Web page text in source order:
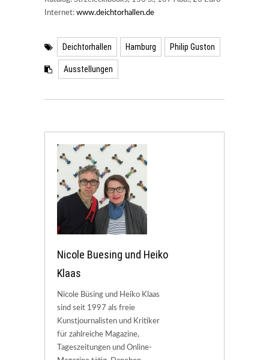
Internet: www.deichtorhallen.de
Deichtorhallen Hamburg Philip Guston
Ausstellungen
Nicole Buesing und Heiko
Klaas
Nicole Büsing und Heiko Klaas
sind seit 1997 als freie
Kunstjournalisten und Kritiker
für zahlreiche Magazine,
Tageszeitungen und Online-